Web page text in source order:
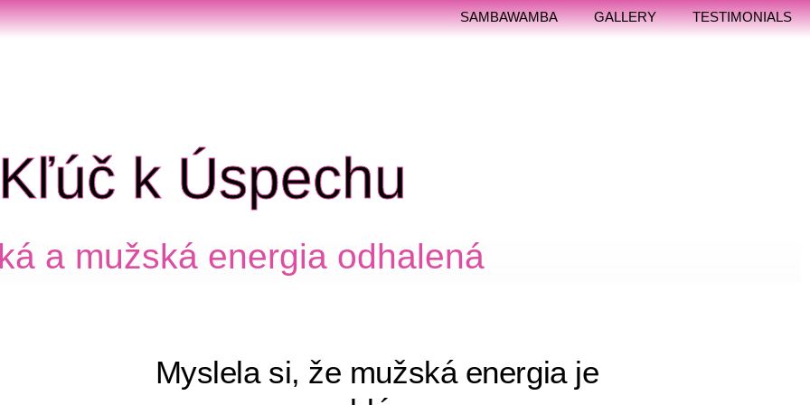
SAMBAWAMBA GALLERY TESTIMONIALS
k Úspechu
a mužská energia odhalená
Myslela si, že mužská energia je